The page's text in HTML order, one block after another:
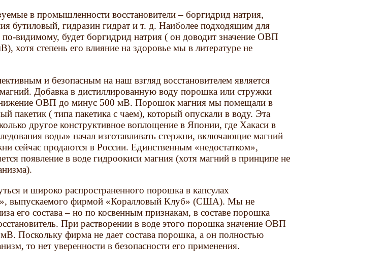
в промышленности восстановители – боргидрид натрия,
бутиловый, гидразин гидрат и т. д. Наиболее подходящим для
видимому, будет боргидрид натрия ( он доводит значение ОВП
хотя степень его влияние на здоровье мы в литературе не
и безопасным на наш взгляд восстановителем является
Добавка в дистиллированную воду порошка или стружки
ОВП до минус 500 мВ. Порошок магния мы помещали в
пакетик ( типа пакетика с чаем), который опускали в воду. Эта
другое конструктивное воплощение в Японии, где Хакаси в
воды» начал изготавливать стержни, включающие магний
сейчас продаются в России. Единственным «недостатком»,
появление в воде гидроокиси магния (хотя магний в принципе не
и широко распространенного порошка в капсулах
выпускаемого фирмой «Коралловый Клуб» (США). Мы не
его состава – но по косвенным признакам, в составе порошка
При растворении в воде этого порошка значение ОВП
Поскольку фирма не дает состава порошка, а он полностью
то нет уверенности в безопасности его применения.